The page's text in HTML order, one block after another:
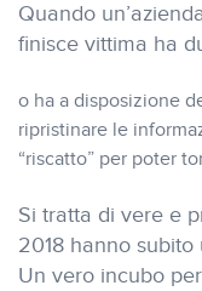
Quando
finisce vittima ha
o ha a disposizione
ripristinare le
“riscatto” per poter
Si tratta di vere e
2018 hanno
Un vero incubo